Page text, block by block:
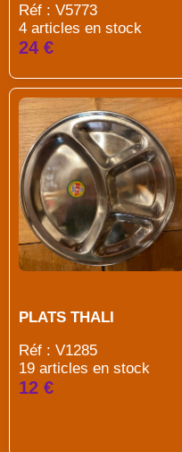
Réf : V5773
4 articles en stock
24 €
PLATS THALI
Réf : V1285
19 articles en stock
12 €